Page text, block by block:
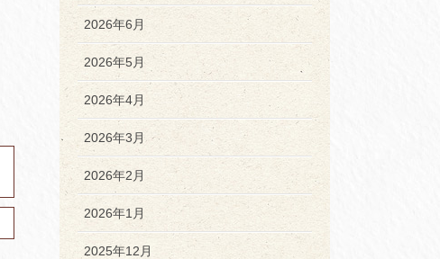
2026年6月
2026年5月
2026年4月
2026年3月
2026年2月
2026年1月
2025年12月